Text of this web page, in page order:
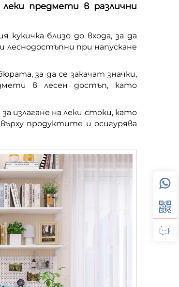
предмети в различни
близо до входа, за да
при напускане
за да се закачат значки,
в лесен достъп, като
излагане на леки стоки, като
продуктите и осигурява